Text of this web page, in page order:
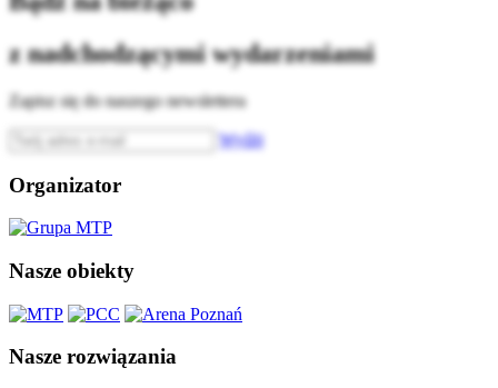
z nadchodzącymi wydarzeniami
Zapisz się do naszego newslettera
Wyślij
Organizator
Nasze obiekty
Nasze rozwiązania